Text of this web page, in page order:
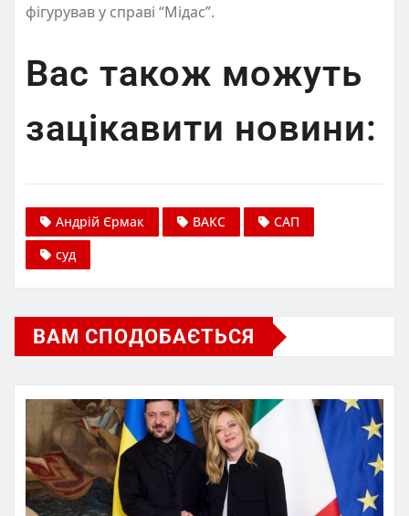
фігурував у справі “Мідас”.
Вас також можуть
зацікавити новини:
Андрій Єрмак ВАКС
САП
суд
ВАМ СПОДОБАЄТЬСЯ